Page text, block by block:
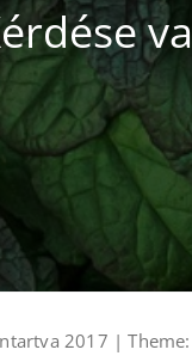
2017 | Theme: